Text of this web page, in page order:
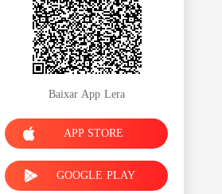
Baixar App Lera
APP STORE
GOOGLE PLAY